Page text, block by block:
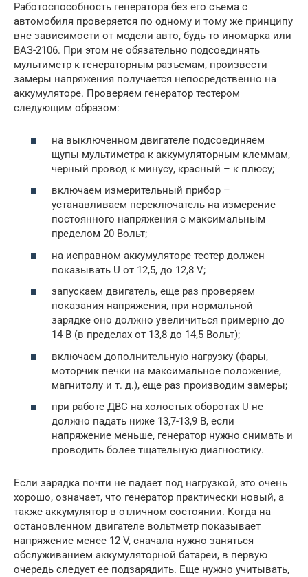
Работоспособность генератора без его съема с
автомобиля проверяется по одному и тому же принципу
вне зависимости от модели авто, будь то иномарка или
ВАЗ-2106. При этом не обязательно подсоединять
мультиметр к генераторным разъемам, произвести
замеры напряжения получается непосредственно на
аккумуляторе. Проверяем генератор тестером
следующим образом:
на выключенном двигателе подсоединяем
щупы мультиметра к аккумуляторным клеммам,
черный провод к минусу, красный – к плюсу;
включаем измерительный прибор –
устанавливаем переключатель на измерение
постоянного напряжения с максимальным
пределом 20 Вольт;
на исправном аккумуляторе тестер должен
показывать U от 12,5, до 12,8 V;
запускаем двигатель, еще раз проверяем
показания напряжения, при нормальной
зарядке оно должно увеличиться примерно до
14 В (в пределах от 13,8 до 14,5 Вольт);
включаем дополнительную нагрузку (фары,
моторчик печки на максимальное положение,
магнитолу и т. д.), еще раз производим замеры;
при работе ДВС на холостых оборотах U не
должно падать ниже 13,7-13,9 В, если
напряжение меньше, генератор нужно снимать и
проводить более тщательную диагностику.
Если зарядка почти не падает под нагрузкой, это очень
хорошо, означает, что генератор практически новый, а
также аккумулятор в отличном состоянии. Когда на
остановленном двигателе вольтметр показывает
напряжение менее 12 V, сначала нужно заняться
обслуживанием аккумуляторной батареи, в первую
очередь следует ее подзарядить. Еще нужно учитывать,